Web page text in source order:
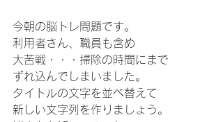
今朝の脳トレ問題です。
利用者さん、職員も含め
大苦戦・・・掃除の時間にまで
ずれ込んでしまいました。
タイトルの文字を並べ替えて
新しい文字列を作りましょう。